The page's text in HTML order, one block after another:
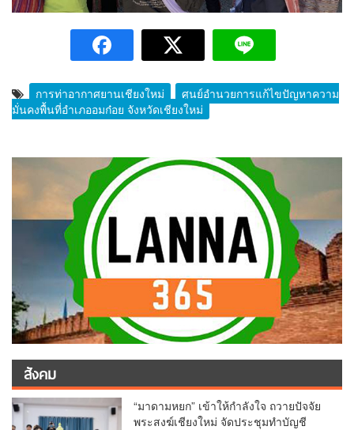
การท่าอากาศยานเชียงใหม่
ศูนย์อำนวยการแก้ไขปัญหาความ
มั่นคงพื้นที่อำเภออมก๋อย จังหวัดเชียงใหม่
สังคม
“มาดามหยก” เข้าให้กำลังใจ ถวายปัจจัย
พระสงฆ์เชียงใหม่ จัดประชุมทำบัญชี